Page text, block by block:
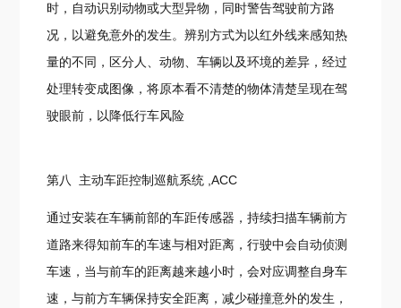
时，自动识别动物或大型异物，同时警告驾驶前方路
况，以避免意外的发生。辨别方式为以红外线来感知热
量的不同，区分人、动物、车辆以及环境的差异，经过
处理转变成图像，将原本看不清楚的物体清楚呈现在驾
驶眼前，以降低行车风险
第八 主动车距控制巡航系统 ,ACC
通过安装在车辆前部的车距传感器，持续扫描车辆前方
道路来得知前车的车速与相对距离，行驶中会自动侦测
车速，当与前车的距离越来越小时，会对应调整自身车
速，与前方车辆保持安全距离，减少碰撞意外的发生，